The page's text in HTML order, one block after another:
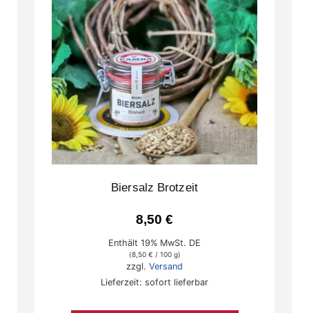
Biersalz Brotzeit
8,50€
Enthält 19% MwSt. DE
(8,50 € / 100 g)
zzgl. Versand
Lieferzeit: sofort lieferbar